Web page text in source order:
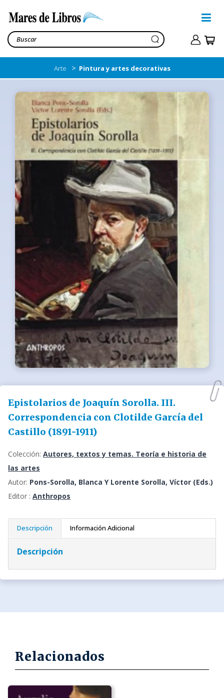
Arte > Pintura y artes decorativas
Epistolarios de Joaquín Sorolla. III.
Correspondencia con Clotilde García del
Castillo (1891-1911)
Colección: Autores, textos y temas. Teoría e historia de
las artes
Autor: Pons-Sorolla, Blanca Y Lorente Sorolla, Víctor (Eds.)
Editor : Anthropos
Descripción Información Adicional
Descripción
Relacionados